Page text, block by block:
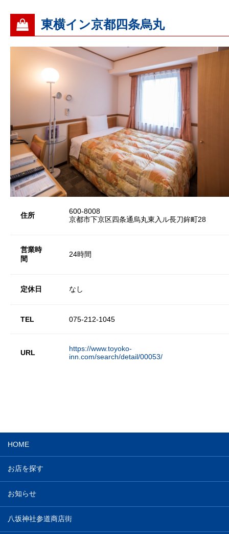
東横イン京都四条烏丸
住所
600-8008
京都市下京区四条通烏丸東入ル長刀鉾町28
営業時
間
24時間
定休日 なし
TEL 075-212-1045
URL
https://www.toyoko-
inn.com/search/detail/00053/
HOME
お店を探す
お知らせ
八坂神社参道商店街